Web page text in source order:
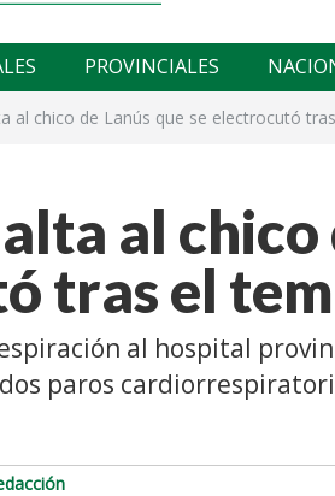
PROVINCIALES
al chico de Lanús que se electrocutó
al chico
tras el
al hospital
paros